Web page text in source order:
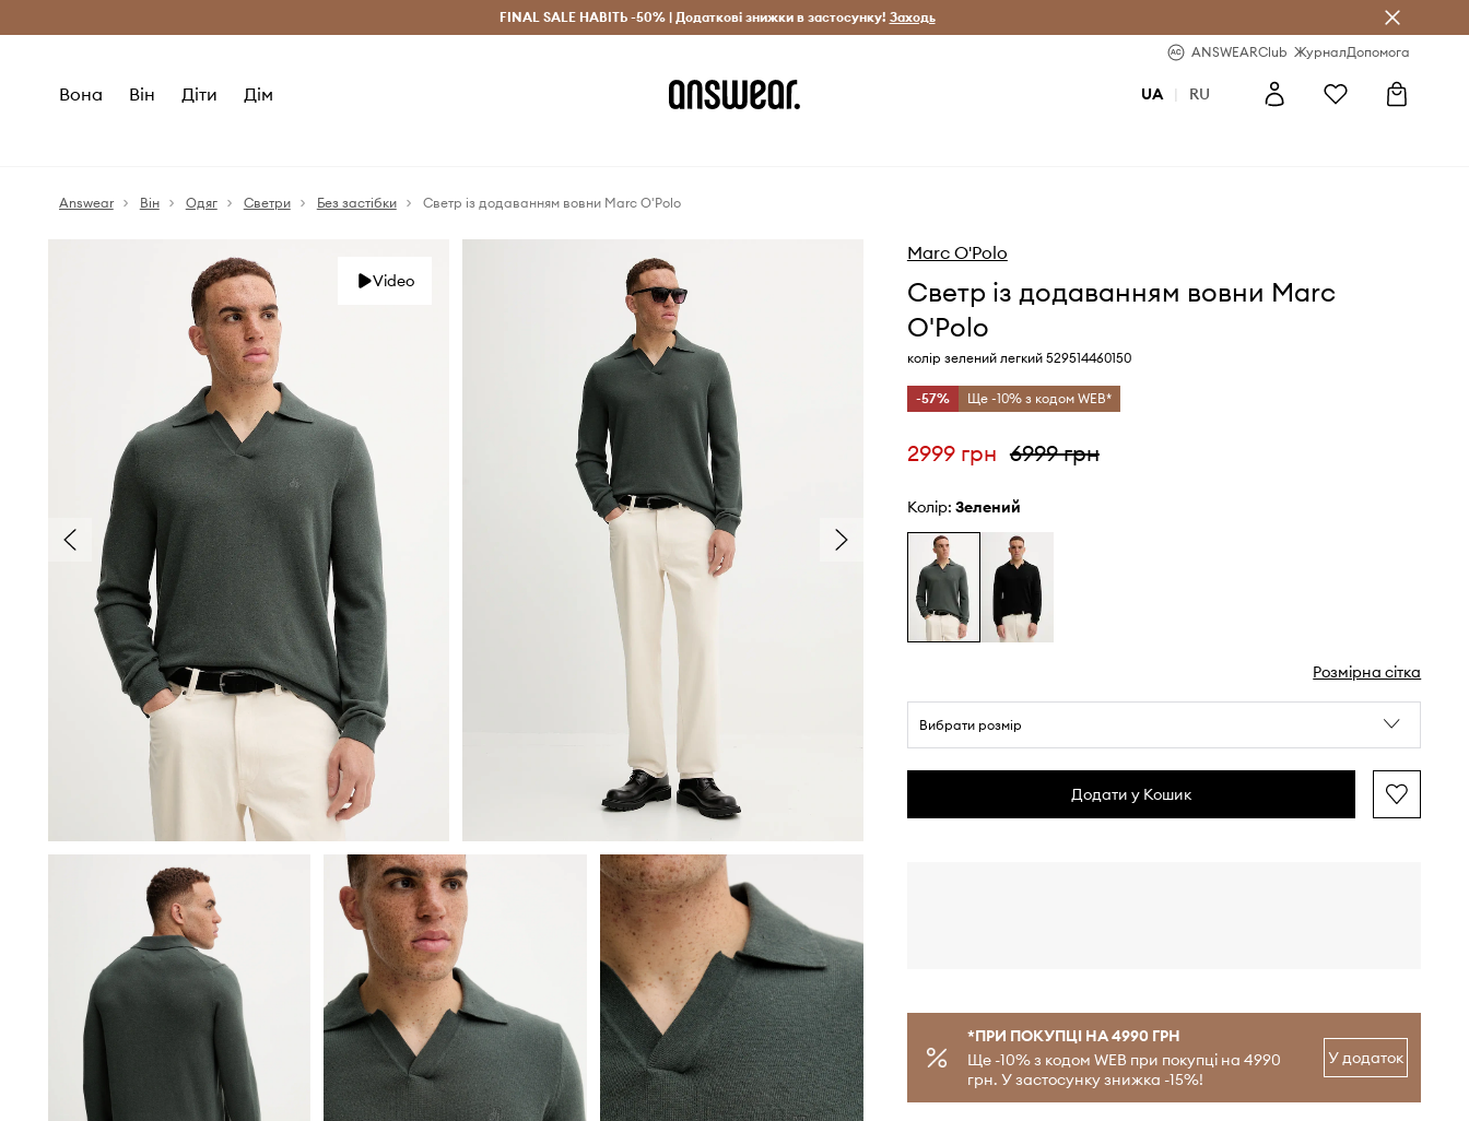
Безкоштовна доставка з ЄС (від 2800 грн) Лише оригінальні товари Заощаджуй з Answear Club
FINAL SALE НАВІТЬ -50% | Додаткові знижки в застосунку! Заходь
ANSWEARClub ЖурналДопомога
Вона Він Діти Дім UA | RU
Answear Він Одяг Светри Без застібки Светр із додаванням вовни Marc O'Polo
Video
Marc O'Polo
Светр із додаванням вовни Marc
O'Polo
колір зелений легкий 529514460150
-57% Ще -10% з кодом WEB*
2999 грн 6999 грн
Колір: зелений
Розмірна сітка
Вибрати розмір
Додати у Кошик
*ПРИ ПОКУПЦІ НА 4990 ГРН
Ще -10% з кодом WEB при покупці на 4990
грн. У застосунку знижка -15%!
У додаток